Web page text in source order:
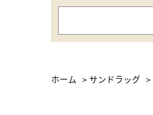
ホーム >サンドラッグ >